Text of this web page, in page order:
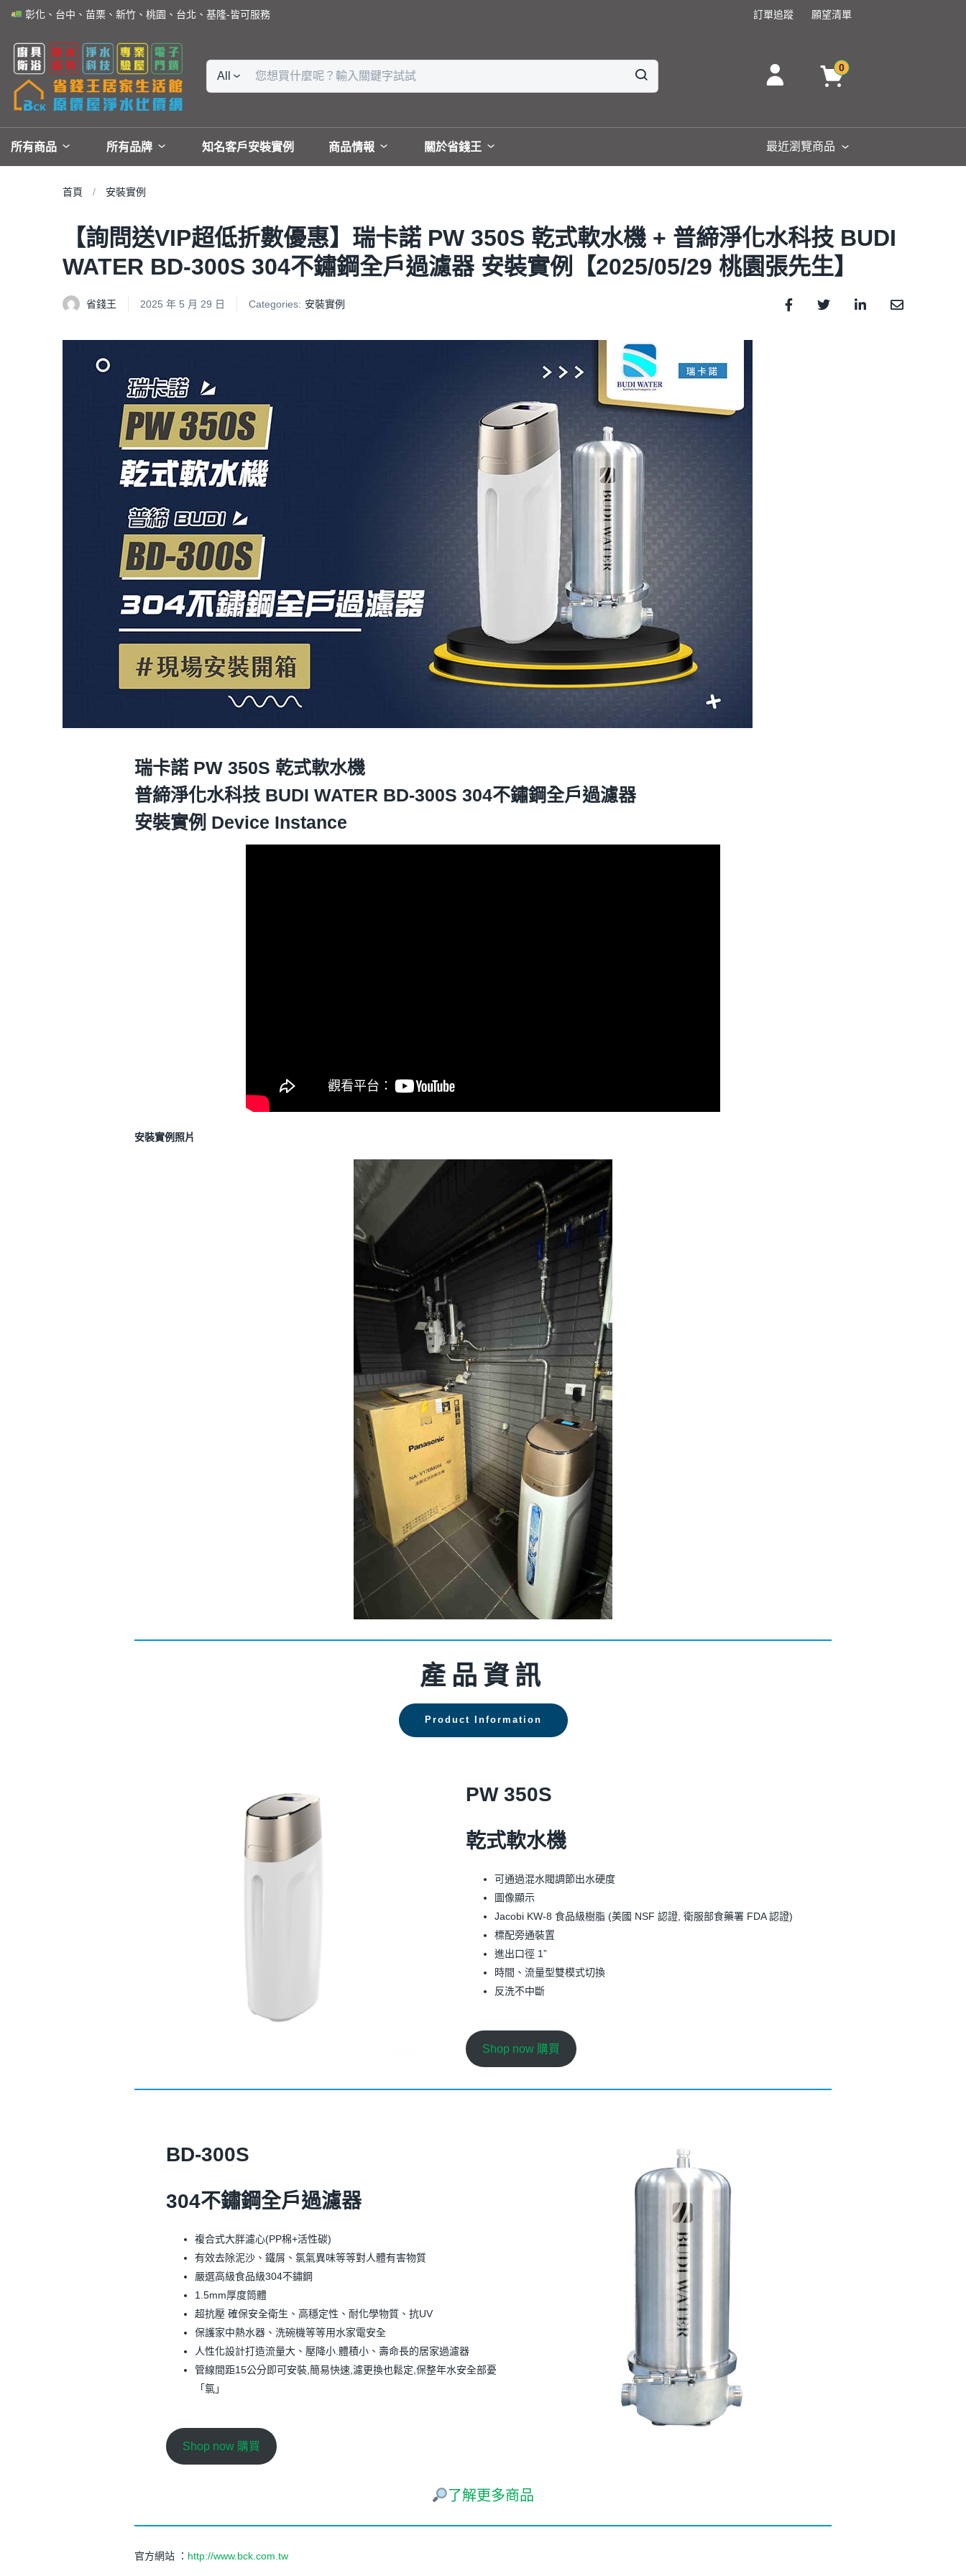
彰化、台中、苗栗、新竹、桃園、台北、基隆-皆可服務 訂單追蹤 願望清單
All
0
所有商品 所有品牌 知名客戶安裝實例 商品情報 關於省錢王 最近瀏覽商品
首頁 安裝實例
【詢問送VIP超低折數優惠】瑞卡諾 PW 350S 乾式軟水機 + 普締淨化水科技 BUDI
WATER BD-300S 304不鏽鋼全戶過濾器 安裝實例【2025/05/29 桃園張先生】
省錢王 2025 年 5 月 29 日 Categories: 安裝實例
瑞卡諾 PW 350S 乾式軟水機
普締淨化水科技 BUDI WATER BD-300S 304不鏽鋼全戶過濾器
安裝實例 Device Instance
安裝實例照片
產品資訊
Product Information
PW 350S
乾式軟水機
可通過混水閥調節出水硬度
圖像顯示
Jacobi KW-8 食品級樹脂 (美國 NSF 認證, 衛服部食藥署 FDA 認證)
標配旁通裝置
進出口徑 1”
時間、流量型雙模式切換
反洗不中斷
Shop now 購買
BD-300S
304不鏽鋼全戶過濾器
複合式大胖濾心(PP棉+活性碳)
有效去除泥沙、鐵屑、氯氣異味等等對人體有害物質
嚴選高級食品級304不鏽鋼
1.5mm厚度筒體
超抗壓 確保安全衛生、高穩定性、耐化學物質、抗UV
保護家中熱水器、洗碗機等等用水家電安全
人性化設計打造流量大、壓降小.體積小、壽命長的居家過濾器
管線間距15公分即可安裝,簡易快速,濾更換也鬆定,保整年水安全部憂
「氯」
Shop now 購買
了解更多商品
官方網站 ： http://www.bck.com.tw